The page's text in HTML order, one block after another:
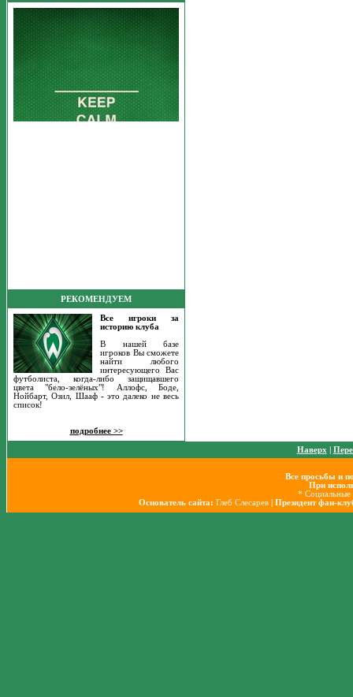
РЕКОМЕНДУЕМ
Все игроки за
историю клуба
В нашей базе
игроков Вы сможете
найти любого
интересующего Вас
футболиста, когда-либо защищавшего
цвета "бело-зелёных"! Аллофс, Боде,
Нойбарт, Озил, Шааф - это далеко не весь
список!
подробнее >>
Наверх
Все просьбы и
При
* Социальные
Основатель сайта: Глеб Слесарев | Президент фан-